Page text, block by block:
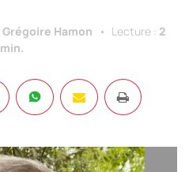
Grégoire Hamon Lecture : 2
min.